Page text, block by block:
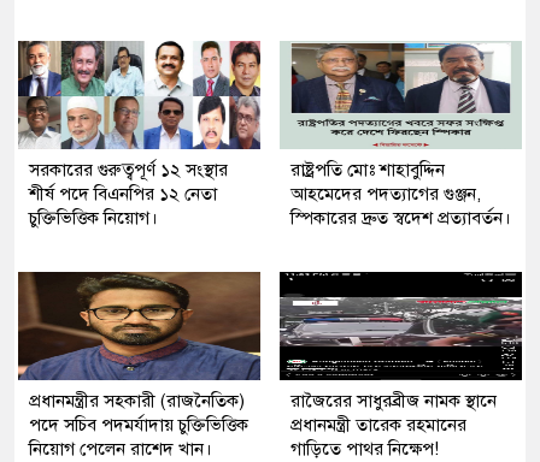
সরকারের গুরুত্বপূর্ণ ১২ সংস্থার
শীর্ষ পদে বিএনপির ১২ নেতা
চুক্তিভিত্তিক নিয়োগ।
রাষ্ট্রপতি মোঃ শাহাবুদ্দিন
আহমেদের পদত্যাগের গুঞ্জন,
স্পিকারের দ্রুত স্বদেশ প্রত্যাবর্তন।
প্রধানমন্ত্রীর সহকারী (রাজনৈতিক)
পদে সচিব পদমর্যাদায় চুক্তিভিত্তিক
নিয়োগ পেলেন রাশেদ খান।
রাজৈরের সাধুরব্রীজ নামক স্থানে
প্রধানমন্ত্রী তারেক রহমানের
গাড়িতে পাথর নিক্ষেপ!